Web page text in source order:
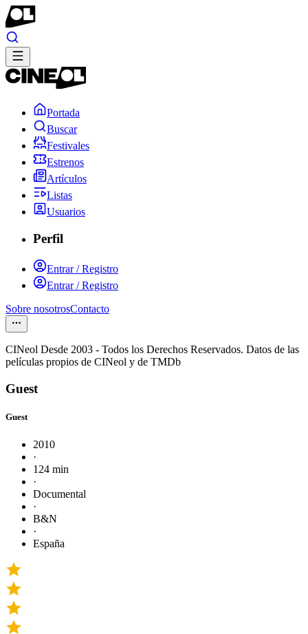
Portada
Buscar
Festivales
Estrenos
Artículos
Listas
Usuarios
Perfil
Entrar / Registro
Entrar / Registro
Sobre nosotrosContacto
CINeol Desde 2003 - Todos los Derechos Reservados. Datos de las
películas propios de CINeol y de TMDb
Guest
Guest
2010
·
124 min
·
Documental
·
B&N
·
España